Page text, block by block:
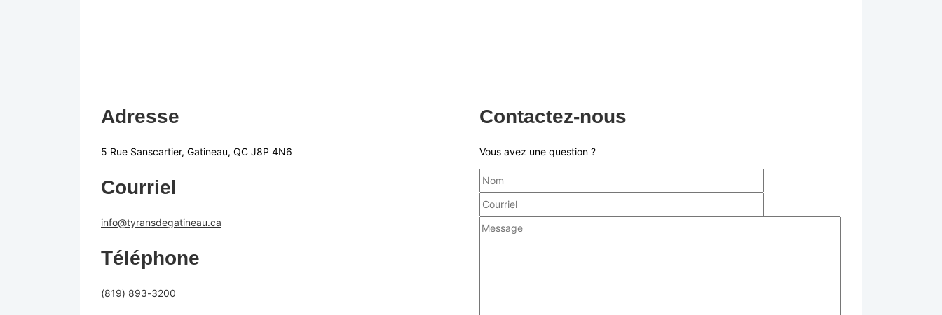
Adresse
5 Rue Sanscartier, Gatineau, QC J8P 4N6
Courriel
info@tyransdegatineau.ca
Téléphone
(819) 893-3200
Contactez-nous
Vous avez une question ?